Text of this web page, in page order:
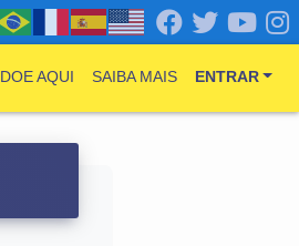
DOE AQUI SAIBA MAIS ENTRAR